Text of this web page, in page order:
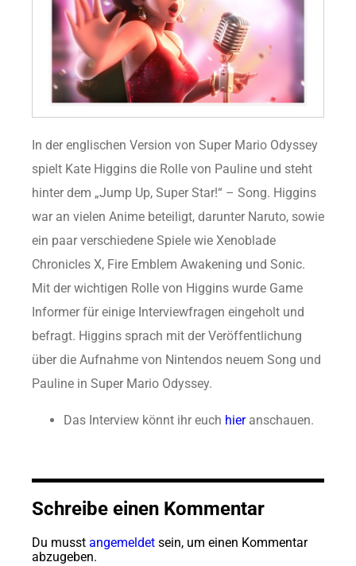
In der englischen Version von Super Mario Odyssey
spielt Kate Higgins die Rolle von Pauline und steht
hinter dem „Jump Up, Super Star!“ – Song. Higgins
war an vielen Anime beteiligt, darunter Naruto, sowie
ein paar verschiedene Spiele wie Xenoblade
Chronicles X, Fire Emblem Awakening und Sonic.
Mit der wichtigen Rolle von Higgins wurde Game
Informer für einige Interviewfragen eingeholt und
befragt. Higgins sprach mit der Veröffentlichung
über die Aufnahme von Nintendos neuem Song und
Pauline in Super Mario Odyssey.
Das Interview könnt ihr euch hieranschauen.
Schreibe einen Kommentar
Du musst angemeldet sein, um einen Kommentar
abzugeben.